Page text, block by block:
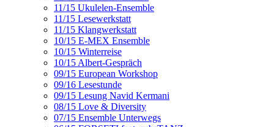
11/15 Ukulelen-Ensemble
11/15 Lesewerkstatt
11/15 Klangwerkstatt
10/15 E-MEX Ensemble
10/15 Winterreise
10/15 Albert-Gespräch
09/15 European Workshop
09/16 Lesestunde
09/15 Lesung Navid Kermani
08/15 Love & Diversity
07/15 Ensemble Unterwegs